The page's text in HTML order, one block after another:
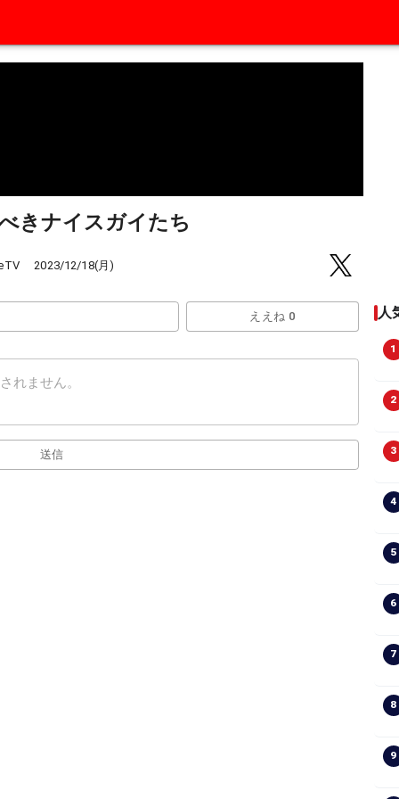
きナイスガイたち
2023/12/18(月)
ええね 0
送信
人
1
2
3
4
5
6
7
8
9